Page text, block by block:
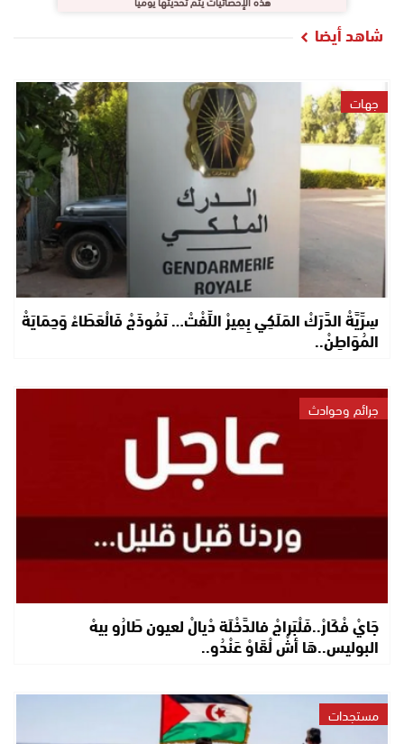
شاهد أيضا
جهات
سِرِّيَّةْ الدَّرَكْ المَلَكِي بِمِيرْ اللِّفْتْ… نَمُوذَجْ فَالْعَطَاءْ وَحِمَايَةْ
المُوَاطِنْ..
جرائم وحوادث
جَايْ فْكَارْ..فَلْبَراجْ فالدَّخْلَة دْيالْ لعيون طَارُو بيهْ
البوليس..هَا أشْ لْقَاوْ عَنْدُو..
مستجدات